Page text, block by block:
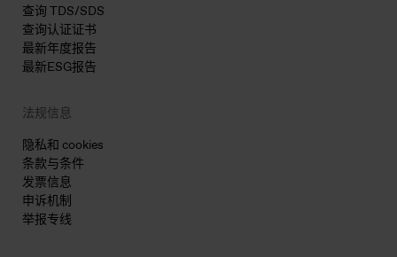
查询 TDS/SDS
查询认证证书
最新年度报告
最新ESG报告
法规信息
隐私和 cookies
条款与条件
发票信息
申诉机制
举报专线